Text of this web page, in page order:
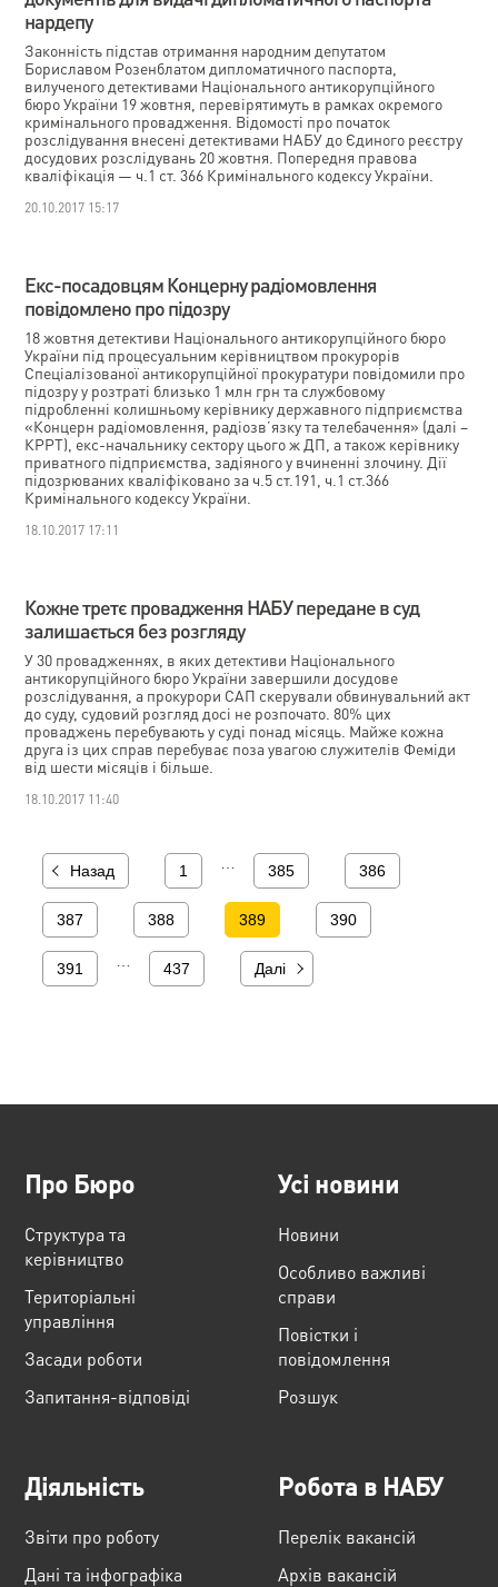
нардепу
Законність підстав отримання народним депутатом
Бориславом Розенблатом дипломатичного паспорта,
вилученого детективами Національного антикорупційного
бюро України 19 жовтня, перевірятимуть в рамках окремого
кримінального провадження. Відомості про початок
розслідування внесені детективами НАБУ до Єдиного реєстру
досудових розслідувань 20 жовтня. Попередня правова
кваліфікація — ч.1 ст. 366 Кримінального кодексу України.
20.10.2017 15:17
Екс-посадовцям Концерну радіомовлення
повідомлено про підозру
18 жовтня детективи Національного антикорупційного бюро
України під процесуальним керівництвом прокурорів
Спеціалізованої антикорупційної прокуратури повідомили про
підозру у розтраті близько 1 млн грн та службовому
підробленні колишньому керівнику державного підприємства
«Концерн радіомовлення, радіозв’язку та телебачення» (далі –
КРРТ), екс-начальнику сектору цього ж ДП, а також керівнику
приватного підприємства, задіяного у вчиненні злочину. Дії
підозрюваних кваліфіковано за ч.5 ст.191, ч.1 ст.366
Кримінального кодексу України.
18.10.2017 17:11
Кожне третє провадження НАБУ передане в суд
залишається без розгляду
У 30 провадженнях, в яких детективи Національного
антикорупційного бюро України завершили досудове
розслідування, а прокурори САП скерували обвинувальний акт
до суду, судовий розгляд досі не розпочато. 80% цих
проваджень перебувають у суді понад місяць. Майже кожна
друга із цих справ перебуває поза увагою служителів Феміди
від шести місяців і більше.
18.10.2017 11:40
Назад 1 385 386
387 388 389 390
391 437 Далі
Про Бюро
Структура та
керівництво
Територіальні
управління
Засади роботи
Запитання-відповіді
Усі новини
Новини
Особливо важливі
справи
Повістки і
повідомлення
Розшук
Діяльність
Звіти про роботу
Дані та інфографіка
Робота в НАБУ
Перелік вакансій
Архів вакансій